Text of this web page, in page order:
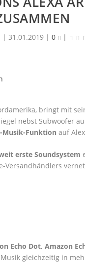
| 31.01.2019| 0 |
bringt mit
nebst Subwoofer
Funktion auf
erste Soundsystem
Versandhändlers
Echo Dot, Amazon
gleichzeitig in